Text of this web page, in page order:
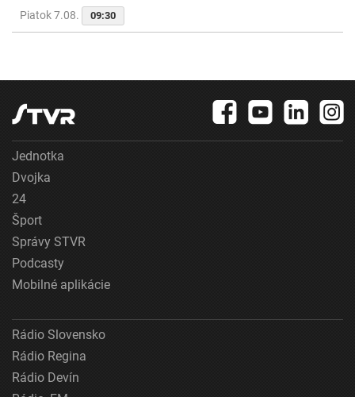
Piatok 7.08. 09:30
Jednotka
Dvojka
24
Šport
Správy STVR
Podcasty
Mobilné aplikácie
Rádio Slovensko
Rádio Regina
Rádio Devín